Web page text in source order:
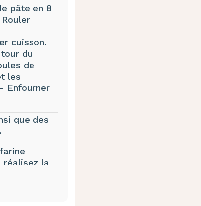
pâte en 8
cuisson.
du
de
les
Enfourner
que des
réalisez la